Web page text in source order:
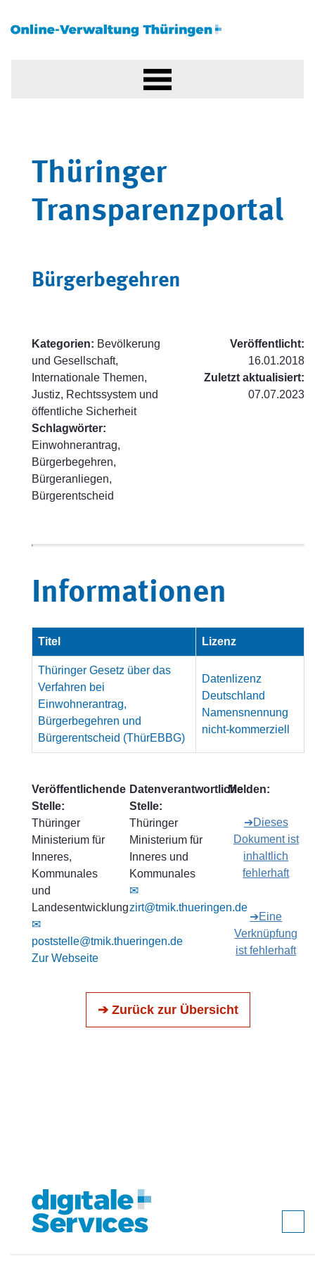
Thüringer
Transparenzportal
Bürgerbegehren
Kategorien: Bevölkerung
und Gesellschaft,
Internationale Themen,
Justiz, Rechtssystem und
öffentliche Sicherheit
Schlagwörter:
Einwohnerantrag,
Bürgerbegehren,
Bürgeranliegen,
Bürgerentscheid
Veröffentlicht:
16.01.2018
Zuletzt aktualisiert:
07.07.2023
Informationen
Titel Lizenz
Thüringer Gesetz über das
Verfahren bei
Einwohnerantrag,
Bürgerbegehren und
Bürgerentscheid (ThürEBBG)
Datenlizenz
Deutschland
Namensnennung
nicht-kommerziell
Veröffentlichende
Stelle:
Thüringer
Ministerium für
Inneres,
Kommunales
und
Landesentwicklung
✉
poststelle@tmik.thueringen.de
Zur Webseite
Datenverantwortliche
Stelle:
Thüringer
Ministerium für
Inneres und
Kommunales
✉
zirt@tmik.thueringen.de
Melden:
➔Dieses
Dokument ist
inhaltlich
fehlerhaft
➔Eine
Verknüpfung
ist fehlerhaft
➔ Zurück zur Übersicht